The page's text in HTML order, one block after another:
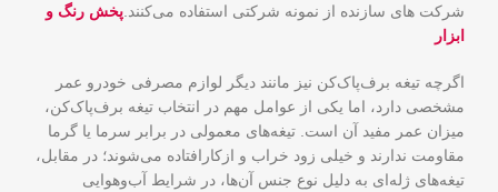
شرکت های سازنده از نمونه شرکتی استفاده می‌کنند. پخش رنگ و
ابزار
اگرچه تیغه برف‌پاک‌کن نیز مانند دیگر لوازم مصرفی خودرو عمر
مشخصی دارد، اما یکی از عوامل مهم در انتخاب تیغه برف‌پاک‌کن،
میزان عمر مفید آن است. تیغه‌های معمولی در برابر سرما یا گرما
مقاومت ندارند و خیلی زود خراب و ازکارافتاده می‌شوند؛ در مقابل،
تیغه‌های ژله‌ای به دلیل نوع جنس آن‌ها، در شرایط آب‌وهوایی